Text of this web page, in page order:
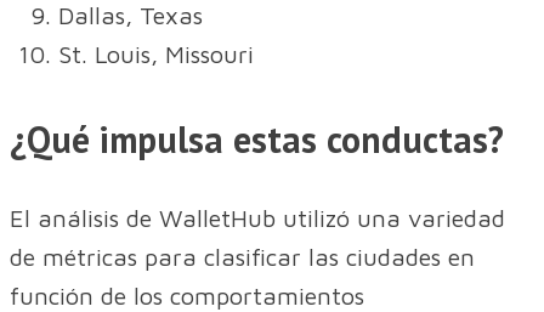
Dallas, Texas
St. Louis, Missouri
¿Qué impulsa estas conductas?
El análisis de WalletHub utilizó una variedad
de métricas para clasificar las ciudades en
función de los comportamientos